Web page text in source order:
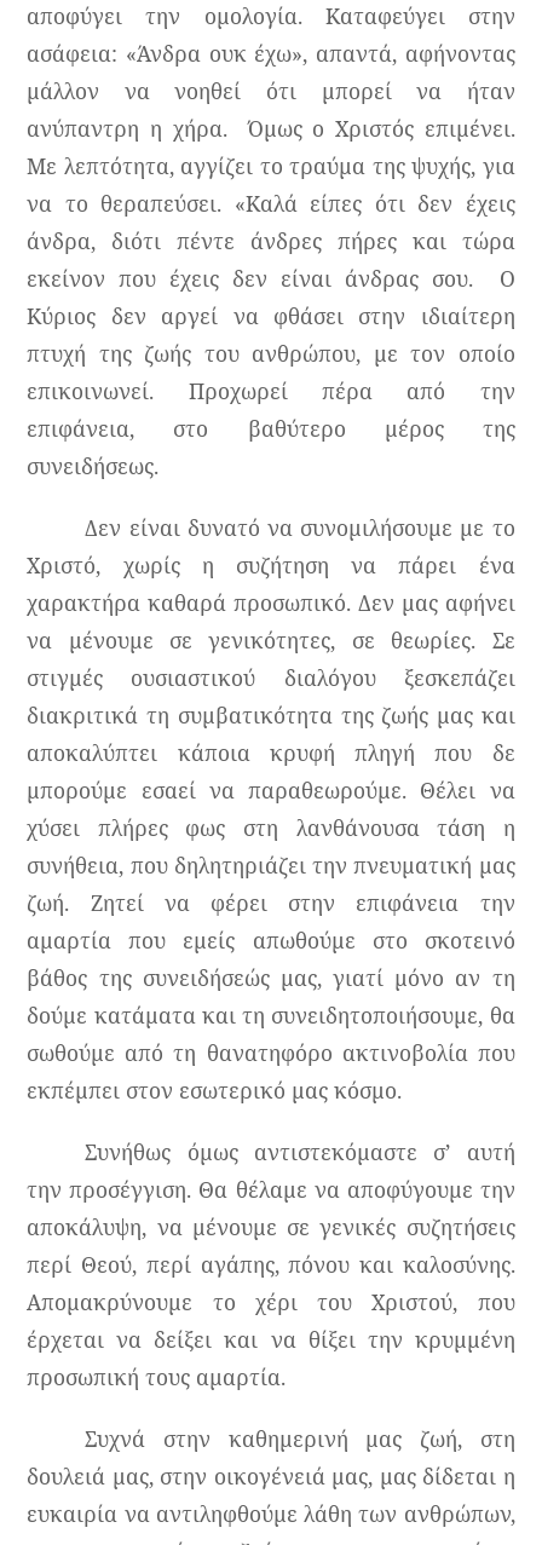
αποφύγει την ομολογία. Καταφεύγει στην
ασάφεια: «Άνδρα ουκ έχω», απαντά, αφήνοντας
μάλλον να νοηθεί ότι μπορεί να ήταν
ανύπαντρη η χήρα.
Όμως ο Χριστός επιμένει.
Με λεπτότητα, αγγίζει το τραύμα της ψυχής, για
να το θεραπεύσει. «Καλά είπες ότι δεν έχεις
άνδρα, διότι πέντε άνδρες πήρες και τώρα
εκείνον που έχεις δεν είναι άνδρας σου.
Ο
Κύριος δεν αργεί να φθάσει στην ιδιαίτερη
πτυχή της ζωής του ανθρώπου, με τον οποίο
επικοινωνεί. Προχωρεί πέρα από την
επιφάνεια, στο βαθύτερο μέρος της
συνειδήσεως.
Δεν είναι δυνατό να συνομιλήσουμε με το
Χριστό, χωρίς η συζήτηση να πάρει ένα
χαρακτήρα καθαρά προσωπικό. Δεν μας αφήνει
να μένουμε σε γενικότητες, σε θεωρίες. Σε
στιγμές ουσιαστικού διαλόγου ξεσκεπάζει
διακριτικά τη συμβατικότητα της ζωής μας και
αποκαλύπτει κάποια κρυφή πληγή που δε
μπορούμε εσαεί να παραθεωρούμε. Θέλει να
χύσει πλήρες φως στη λανθάνουσα τάση η
συνήθεια, που δηλητηριάζει την πνευματική μας
ζωή. Ζητεί να φέρει στην επιφάνεια την
αμαρτία που εμείς απωθούμε στο σκοτεινό
βάθος της συνειδήσεώς μας, γιατί μόνο αν τη
δούμε κατάματα και τη συνειδητοποιήσουμε, θα
σωθούμε από τη θανατηφόρο ακτινοβολία που
εκπέμπει στον εσωτερικό μας κόσμο.
Συνήθως όμως αντιστεκόμαστε σ’ αυτή
την προσέγγιση. Θα θέλαμε να αποφύγουμε την
αποκάλυψη, να μένουμε σε γενικές συζητήσεις
περί Θεού, περί αγάπης, πόνου και καλοσύνης.
Απομακρύνουμε το χέρι του Χριστού, που
έρχεται να δείξει και να θίξει την κρυμμένη
προσωπική τους αμαρτία.
Συχνά στην καθημερινή μας ζωή, στη
δουλειά μας, στην οικογένειά μας, μας δίδεται η
ευκαιρία να αντιληφθούμε λάθη των ανθρώπων,